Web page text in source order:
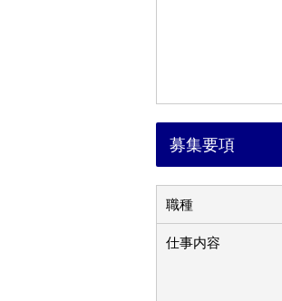
募集要項
職種
仕事内容